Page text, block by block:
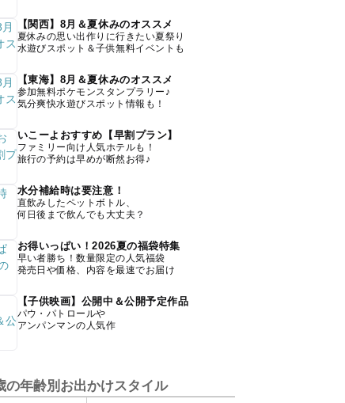
【関西】8月＆夏休みのオススメ
夏休みの思い出作りに行きたい夏祭り
水遊びスポット＆子供無料イベントも
【東海】8月＆夏休みのオススメ
参加無料ポケモンスタンプラリー♪
気分爽快水遊びスポット情報も！
いこーよおすすめ【早割プラン】
ファミリー向け人気ホテルも！
旅行の予約は早めが断然お得♪
水分補給時は要注意！
直飲みしたペットボトル、
何日後まで飲んでも大丈夫？
お得いっぱい！2026夏の福袋特集
早い者勝ち！数量限定の人気福袋
発売日や価格、内容を最速でお届け
【子供映画】公開中＆公開予定作品
パウ・パトロールや
アンパンマンの人気作
の年齢別お出かけスタイル